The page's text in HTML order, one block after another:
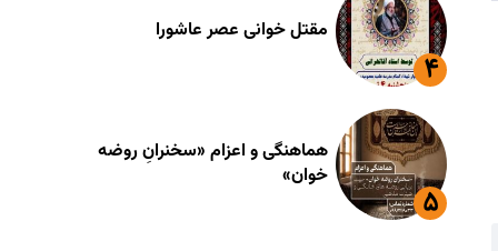
مقتل خوانی عصر عاشورا
هماهنگی و اعزام «سخنرانِ روضه
خوان»